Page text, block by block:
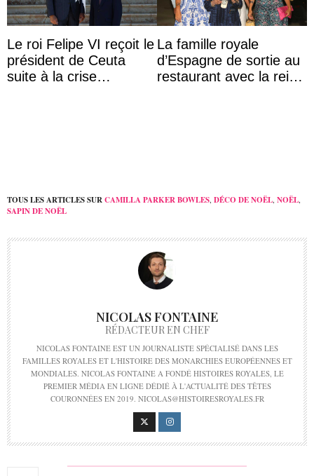
Le roi Felipe VI reçoit le
président de Ceuta
suite à la crise
La famille royale
d’Espagne de sortie au
restaurant avec la reine
TOUS LES ARTICLES SURCAMILLA PARKER BOWLES DÉCO DE NOËL NOËL
SAPIN DE NOËL
NICOLAS FONTAINE
RÉDACTEUR EN CHEF
NICOLAS FONTAINE EST UN JOURNALISTE SPÉCIALISÉ DANS LES
FAMILLES ROYALES ET L'HISTOIRE DES MONARCHIES EUROPÉENNES ET
MONDIALES. NICOLAS FONTAINE A FONDÉ HISTOIRES ROYALES, LE
PREMIER MÉDIA EN LIGNE DÉDIÉ À L'ACTUALITÉ DES TÊTES
COURONNÉES EN 2019. NICOLAS@HISTOIRESROYALES.FR